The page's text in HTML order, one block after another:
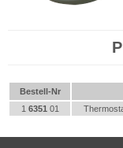
Bestell-Nr
1 6351 01